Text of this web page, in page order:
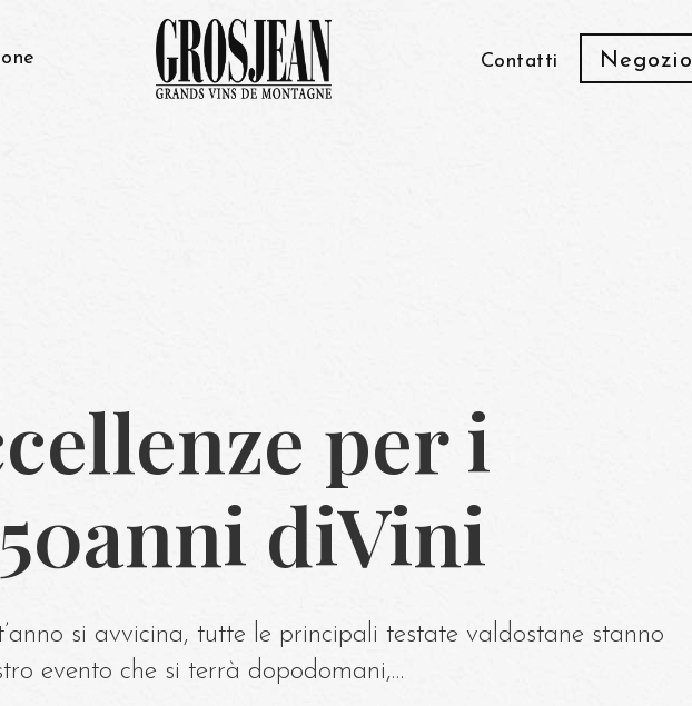
Contatti Negozio
per i
diVini
si avvicina, tutte le principali testate valdostane stanno
evento che si terrà dopodomani,…